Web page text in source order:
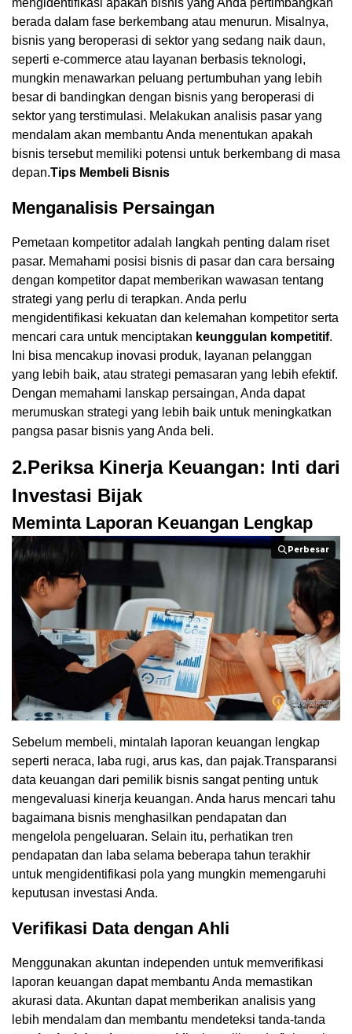
berada dalam fase berkembang atau menurun. Misalnya,
bisnis yang beroperasi di sektor yang sedang naik daun,
seperti e-commerce atau layanan berbasis teknologi,
mungkin menawarkan peluang pertumbuhan yang lebih
besar di bandingkan dengan bisnis yang beroperasi di
sektor yang terstimulasi. Melakukan analisis pasar yang
mendalam akan membantu Anda menentukan apakah
bisnis tersebut memiliki potensi untuk berkembang di masa
depan.Tips Membeli Bisnis
Menganalisis Persaingan
Pemetaan kompetitor adalah langkah penting dalam riset
pasar. Memahami posisi bisnis di pasar dan cara bersaing
dengan kompetitor dapat memberikan wawasan tentang
strategi yang perlu di terapkan. Anda perlu
mengidentifikasi kekuatan dan kelemahan kompetitor serta
mencari cara untuk menciptakan keunggulan kompetitif.
Ini bisa mencakup inovasi produk, layanan pelanggan
yang lebih baik, atau strategi pemasaran yang lebih efektif.
Dengan memahami lanskap persaingan, Anda dapat
merumuskan strategi yang lebih baik untuk meningkatkan
pangsa pasar bisnis yang Anda beli.
2.Periksa Kinerja Keuangan: Inti dari
Investasi Bijak
Meminta Laporan Keuangan Lengkap
Perbesar
Perbesar
Sebelum membeli, mintalah laporan keuangan lengkap
seperti neraca, laba rugi, arus kas, dan pajak.Transparansi
data keuangan dari pemilik bisnis sangat penting untuk
mengevaluasi kinerja keuangan. Anda harus mencari tahu
bagaimana bisnis menghasilkan pendapatan dan
mengelola pengeluaran. Selain itu, perhatikan tren
pendapatan dan laba selama beberapa tahun terakhir
untuk mengidentifikasi pola yang mungkin memengaruhi
keputusan investasi Anda.
Verifikasi Data dengan Ahli
Menggunakan akuntan independen untuk memverifikasi
laporan keuangan dapat membantu Anda memastikan
akurasi data. Akuntan dapat memberikan analisis yang
lebih mendalam dan membantu mendeteksi tanda-tanda